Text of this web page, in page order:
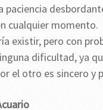
paciencia
cualquier momento.
existir, pero con
dificultad, ya
el otro es sincero y